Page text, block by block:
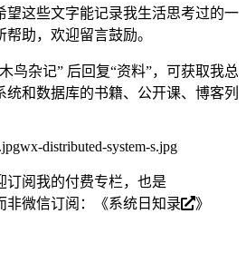
望这些文字能记录我生活思考过的一
助，欢迎留言鼓励。
鸟杂记” 后回复“资料”，可获取我总
和数据库的书籍、公开课、博客列
wx-distributed-system-s.jpg
订阅我的付费专栏，也是
非微信订阅：《系统日知录 》